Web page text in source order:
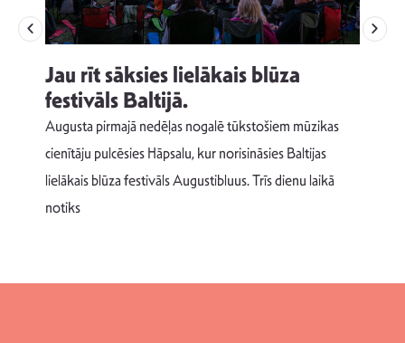
Jau rīt sāksies lielākais blūza
festivāls Baltijā.
Augusta pirmajā nedēļas nogalē tūkstošiem mūzikas
cienītāju pulcēsies Hāpsalu, kur norisināsies Baltijas
lielākais blūza festivāls Augustibluus. Trīs dienu laikā
notiks